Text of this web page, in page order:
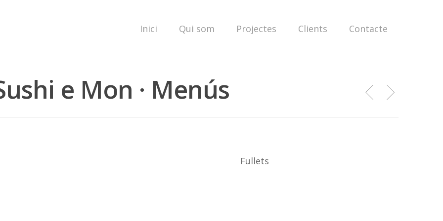
Inici Qui som Projectes Clients Contacte
e Mon · Menús
Fullets